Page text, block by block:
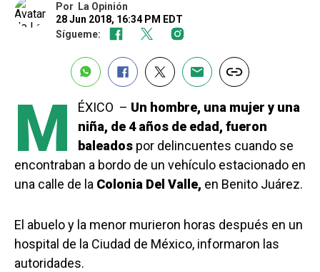
Por
La Opinión
28 Jun 2018, 16:34 PM EDT
Sígueme:
M ÉXICO – Un hombre, una mujer y una
niña, de 4 años de edad, fueron
baleados por delincuentes cuando se
encontraban a bordo de un vehículo estacionado en
una calle de la Colonia Del Valle, en Benito Juárez.
El abuelo y la menor murieron horas después en un
hospital de la Ciudad de México, informaron las
autoridades.